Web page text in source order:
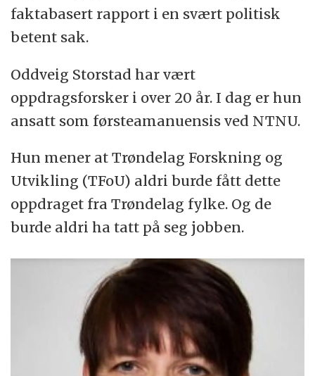
faktabasert rapport i en svært politisk
betent sak.
Oddveig Storstad har vært
oppdragsforsker i over 20 år. I dag er hun
ansatt som førsteamanuensis ved NTNU.
Hun mener at Trøndelag Forskning og
Utvikling (TFoU) aldri burde fått dette
oppdraget fra Trøndelag fylke. Og de
burde aldri ha tatt på seg jobben.